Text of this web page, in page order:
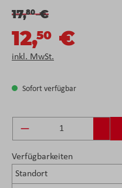
17,80€
12,50 €
inkl. MwSt.
Sofort verfügbar
Produkt Anzahl:
Verfügbarkeiten
Standort